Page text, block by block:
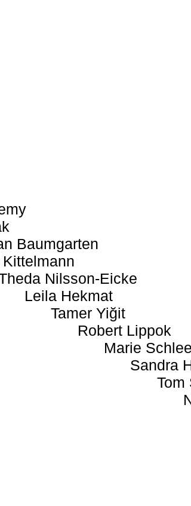
Baumgarten
Kittelmann
Nilsson-Eicke
Leila Hekmat
Tamer Yiğit
Robert Lippok
Marie
Sandra
Tom